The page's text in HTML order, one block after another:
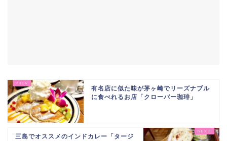
有名店に似た味が茅ヶ崎でリーズナブル
に食べれるお店「クローバー珈琲」
三島でオススメのインドカレー「タージ